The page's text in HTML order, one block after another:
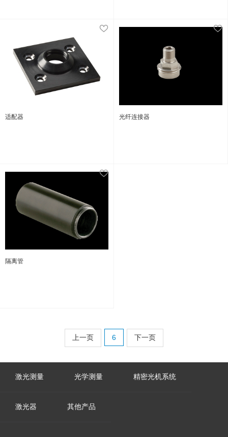
适配器 光纤连接器
隔离管
上一页 6 下一页
激光测量 光学测量 精密光机系统
激光器 其他产品